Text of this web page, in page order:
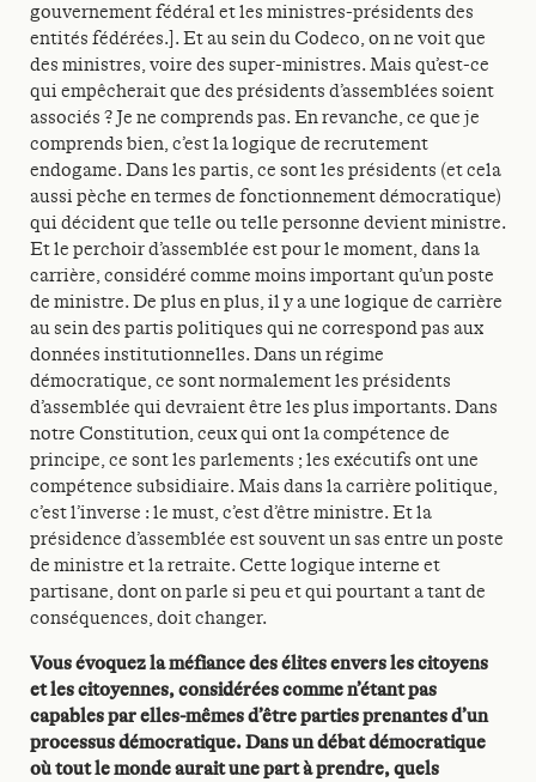
gouvernement fédéral et les ministres-présidents des
entités fédérées.]. Et au sein du Codeco, on ne voit que
des ministres, voire des super-ministres. Mais qu’est-ce
qui empêcherait que des présidents d’assemblées soient
associés ? Je ne comprends pas. En revanche, ce que je
comprends bien, c’est la logique de recrutement
endogame. Dans les partis, ce sont les présidents (et cela
aussi pèche en termes de fonctionnement démocratique)
qui décident que telle ou telle personne devient ministre.
Et le perchoir d’assemblée est pour le moment, dans la
carrière, considéré comme moins important qu’un poste
de ministre. De plus en plus, il y a une logique de carrière
au sein des partis politiques qui ne correspond pas aux
données institutionnelles. Dans un régime
démocratique, ce sont normalement les présidents
d’assemblée qui devraient être les plus importants. Dans
notre Constitution, ceux qui ont la compétence de
principe, ce sont les parlements ; les exécutifs ont une
compétence subsidiaire. Mais dans la carrière politique,
c’est l’inverse : le must, c’est d’être ministre. Et la
présidence d’assemblée est souvent un sas entre un poste
de ministre et la retraite. Cette logique interne et
partisane, dont on parle si peu et qui pourtant a tant de
conséquences, doit changer.
Vous évoquez la méfiance des élites envers les citoyens
et les citoyennes, considérées comme n’étant pas
capables par elles-mêmes d’être parties prenantes d’un
processus démocratique. Dans un débat démocratique
où tout le monde aurait une part à prendre, quels